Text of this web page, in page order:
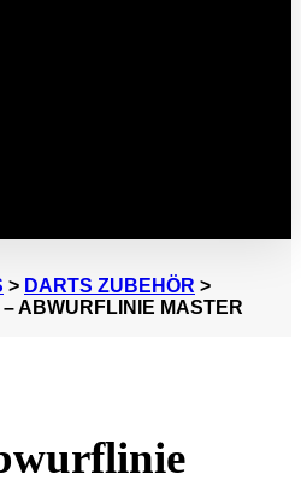
> DARTS ZUBEHÖR >
ABWURFLINIE MASTER